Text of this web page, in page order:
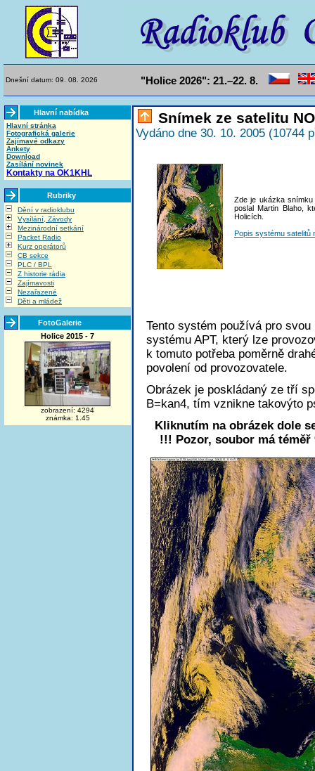
Dnešní datum: 09. 08. 2026 "Holice 2026": 21.–22. 8.
Hlavní nabídka
Hlavní stránka
Fotografická galerie
Zajímavé odkazy
Ankety
Download
Zasílání novinek
Kontakty na OK1KHL
Rubriky
Dění v radioklubu
Vysílání, Závody
Mezinárodní setkání
Packet Radio
Kurz operátorů
CB sekce
PLC / BPL
Z historie rádia
Zajímavosti
Nezařazené
Děti a mládež
FotoGalerie
Holice 2015 - 7
zobrazení: 4294
známka: 1.45
Snímek ze satelitu
Vydáno dne 30. 10. 2005 (10744
Zde je ukázka snímku
poslal Martin Blaho,
Holicích.
Popis systému satelitů
Tento systém používá pro
systému APT, který lze
k tomuto potřeba poměrně
povolení od provozovatele.
Obrázek je poskládaný ze tří
B=kan4, tím vznikne takovýto
Kliknutím na obrázek dole
!!! Pozor, soubor má téměř